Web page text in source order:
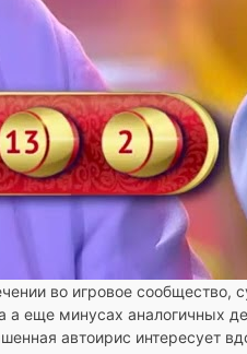
во игровое
еще минусах аналогичных
автоирис интересует